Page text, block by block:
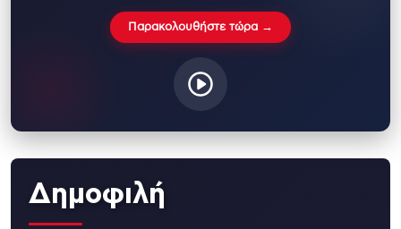
Παρακολουθήστε τώρα →
Δημοφιλή